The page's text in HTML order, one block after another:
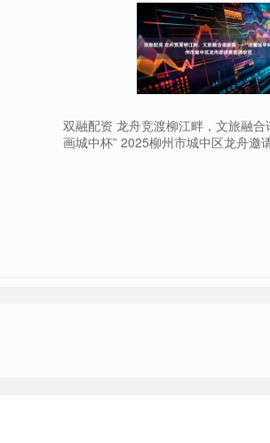
双融配资 龙舟竞渡柳江畔，文旅融
画城中杯” 2025柳州市城中区龙舟邀